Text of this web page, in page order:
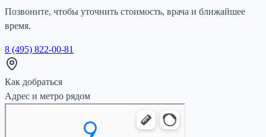
Позвоните, чтобы уточнить стоимость, врача и ближайшее
время.
8 (495) 822-00-81
Как добраться
Адрес и метро рядом